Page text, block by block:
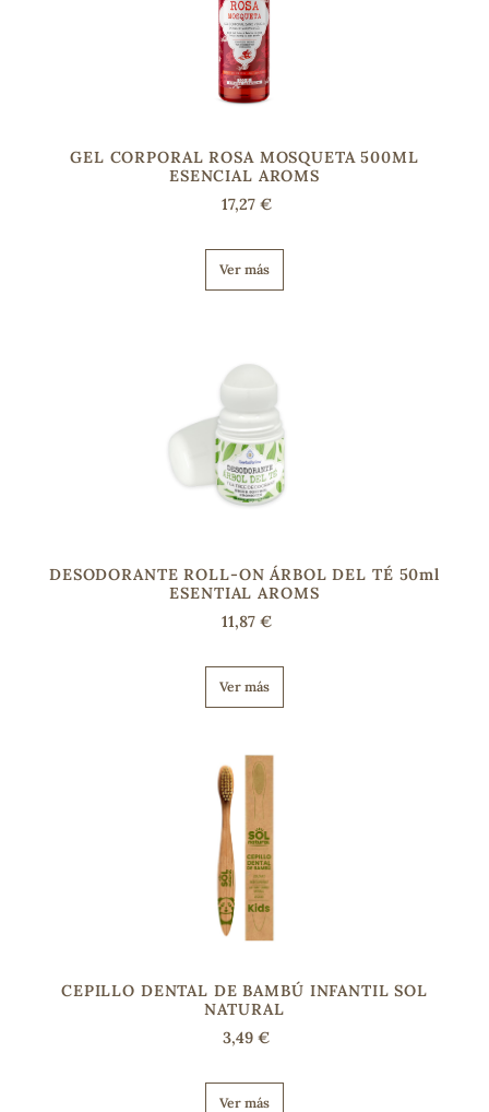
GEL CORPORAL ROSA MOSQUETA 500ML
ESENCIAL AROMS
17,27 €
Ver más
DESODORANTE ROLL-ON ÁRBOL DEL TÉ 50ml
ESENTIAL AROMS
11,87 €
Ver más
CEPILLO DENTAL DE BAMBÚ INFANTIL SOL
NATURAL
3,49 €
Ver más